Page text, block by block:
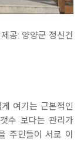
공: 양양군 정신건
여기는 근본적인
수 보다는 관리가
주민들이 서로 이